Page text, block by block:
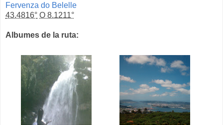
Fervenza do Belelle
43.4816° O 8.1211°
Albumes de la ruta: